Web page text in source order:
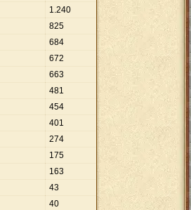
1.240
825
684
672
663
481
454
401
274
175
163
43
40